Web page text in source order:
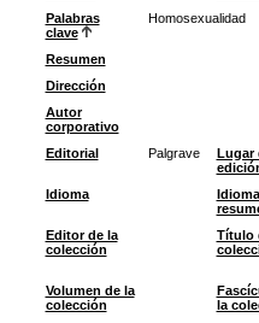
Palabras
clave
Homosexualidad
Resumen
Dirección
Autor
corporativo
Editorial
Palgrave
Lugar
Idioma
Editor de la
colección
Título
Volumen de la
colección
la